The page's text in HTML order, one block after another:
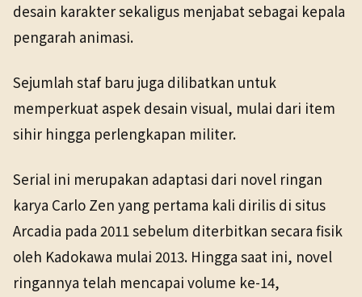
desain karakter sekaligus menjabat sebagai kepala
pengarah animasi.
Sejumlah staf baru juga dilibatkan untuk
memperkuat aspek desain visual, mulai dari item
sihir hingga perlengkapan militer.
Serial ini merupakan adaptasi dari novel ringan
karya Carlo Zen yang pertama kali dirilis di situs
Arcadia pada 2011 sebelum diterbitkan secara fisik
oleh Kadokawa mulai 2013. Hingga saat ini, novel
ringannya telah mencapai volume ke-14,